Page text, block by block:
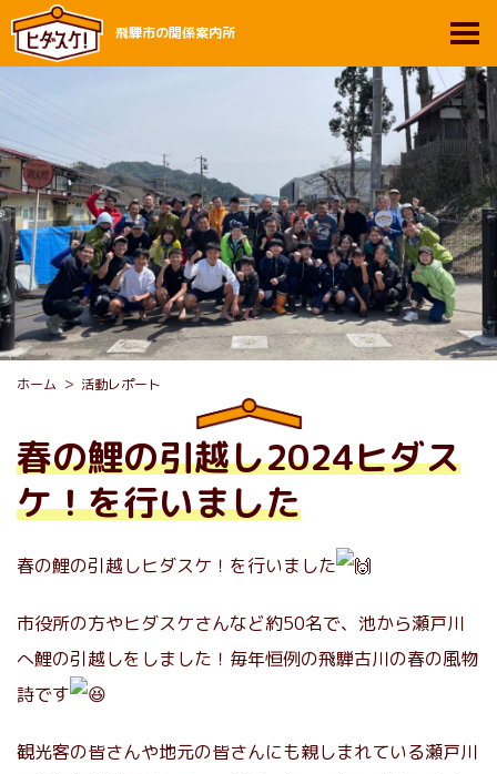
飛騨市の関係案内所
ホーム 活動レポート
春の鯉の引越し2024ヒダス
ケ！を行いました
春の鯉の引越しヒダスケ！を行いました
市役所の方やヒダスケさんなど約50名で、池から瀬戸川
へ鯉の引越しをしました！毎年恒例の飛騨古川の春の風物
詩です
観光客の皆さんや地元の皆さんにも親しまれている瀬戸川